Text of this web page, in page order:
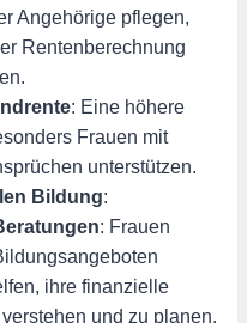
Angehörige pflegen,
Rentenberechnung
: Eine höhere
Frauen mit
unterstützen.
Bildung:
: Frauen
ihre finanzielle
und zu planen.